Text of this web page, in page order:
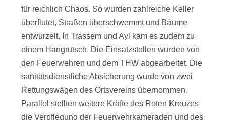
für reichlich Chaos. So wurden zahlreiche Keller
überflutet, Straßen überschwemmt und Bäume
entwurzelt. In Trassem und Ayl kam es zudem zu
einem Hangrutsch. Die Einsatzstellen wurden von
den Feuerwehren und dem THW abgearbeitet. Die
sanitätsdienstliche Absicherung wurde von zwei
Rettungswägen des Ortsvereins übernommen.
Parallel stellten weitere Kräfte des Roten Kreuzes
die Verpflegung der Feuerwehrkameraden und des